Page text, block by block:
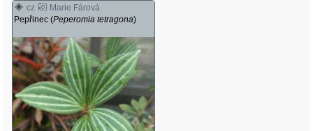
cz
Marie Fárová
Pepřinec (Peperomia tetragona)